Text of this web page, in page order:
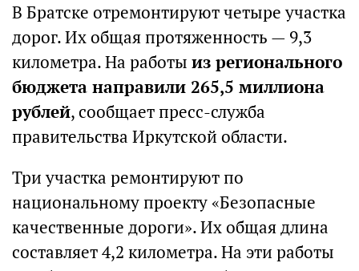
В Братске отремонтируют четыре участка
дорог. Их общая протяженность — 9,3
километра. На работы из регионального
бюджета направили 265,5 миллиона
рублей, сообщает пресс-служба
правительства Иркутской области.
Три участка ремонтируют по
национальному проекту «Безопасные
качественные дороги». Их общая длина
составляет 4,2 километра. На эти работы